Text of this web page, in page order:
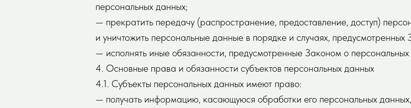
персональных данных;
— прекратить передачу (распространение, предоставление, доступ)
и уничтожить персональные данные в порядке и случаях,
— исполнять иные обязанности, предусмотренные Законом о
4. Основные права и обязанности субъектов персональных данных
4.1. Субъекты персональных данных имеют право:
— получать информацию, касающуюся обработки его персональных